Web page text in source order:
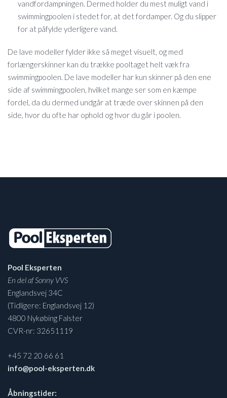
vandfordampningen. Dermed holder du mest muligt vand i
swimmingpoolen i stedet for, at det fordamper. Og du slipper
for at påfylde yderligere vand.
De lave modeller fylder ikke så meget visuelt, og med
forlængerskinner kan du trække pooltaget helt væk fra
swimmingpoolen. De lave modeller har kun skinner på den ene
side af swimmingpoolen, hvilket mange ser som en kæmpe
fordel, da du dermed undgår at træde over skinnen på den
side, hvor du ofte har ophold og hvor du går i poolen.
Pool Eksperten
En del af Sonny VVS
Englandsvej 34C
(Tidligere: Englandsvej 12)
4800 Nykøbing Falster
CVR-nr: 32651119
+45 72 20 66 61
info@pool-eksperten.dk
Åbningstider: